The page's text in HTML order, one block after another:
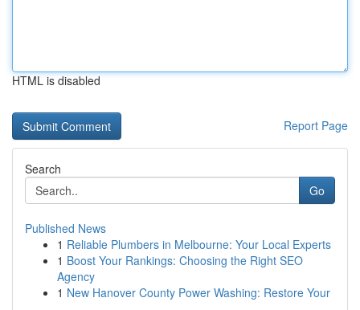
HTML is disabled
Report Page
Search
Go
Published News
1 Reliable Plumbers in Melbourne: Your Local Experts
1 Boost Your Rankings: Choosing the Right SEO
Agency
1 New Hanover County Power Washing: Restore Your